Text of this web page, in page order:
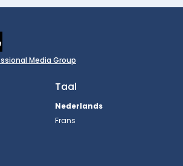
Media Group
Taal
Nederlands
Frans